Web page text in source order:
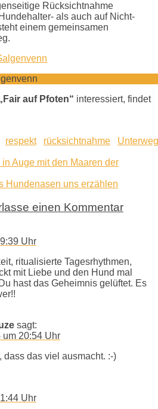
Rücksichtnahme
als auch auf Nicht-
einem gemeinsamen
auf Pfoten“ interessiert, findet
respekt rücksichtnahme
Auge mit den Maaren der
Hundenasen uns erzählen
einen Kommentar
Uhr
ritualisierte Tagesrhythmen,
mit Liebe und den Hund mal
hast das Geheimnis gelüftet. Es
sagt:
um 20:54 Uhr
dass das viel ausmacht. :-)
Uhr